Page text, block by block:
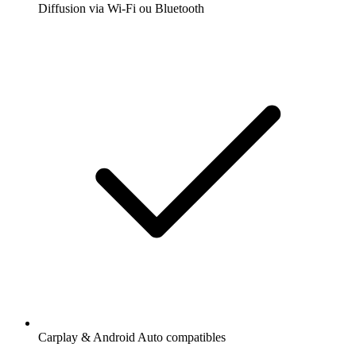
Diffusion via Wi-Fi ou Bluetooth
Carplay & Android Auto compatibles